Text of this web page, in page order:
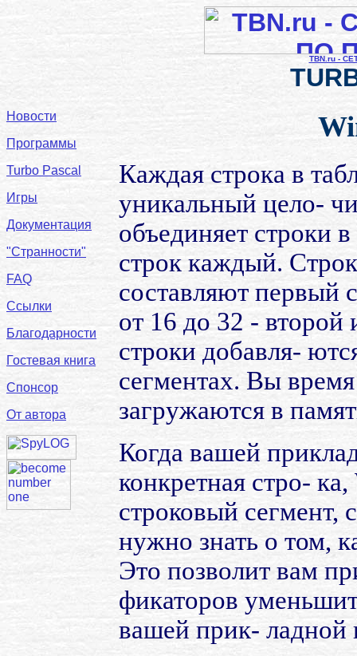
TBN.ru -
Новости
Программы
Turbo Pascal
Игры
Документация
"Странности"
FAQ
Ссылки
Благодарности
Гостевая книга
Спонсор
От автора
Каждая строка в
уникальный цело-
объединяет строки
строк каждый.
составляют первый
от 16 до 32 -
строки добавля-
сегментах. Вы
загружаются в
Когда вашей
конкретная стро-
строковый
нужно знать о том,
Это позволит вам
фикаторов
вашей прик- ладной